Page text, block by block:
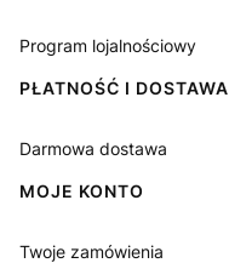
Program lojalnościowy
PŁATNOŚĆ I DOSTAWA
Darmowa dostawa
MOJE KONTO
Twoje zamówienia